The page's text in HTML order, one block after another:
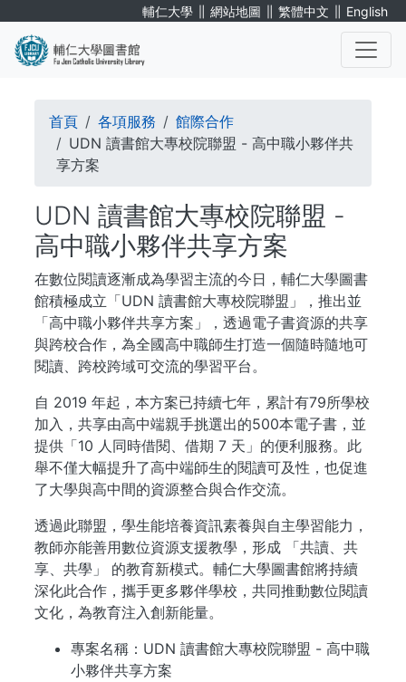
輔仁大學 ∥ 網站地圖 ∥ 繁體中文 ∥ English
導
航
結
首頁 各項服務
館際合作
UDN 讀書館大專校院聯盟 - 高中職小夥伴共
享方案
UDN 讀書館大專校院聯盟 -
高中職小夥伴共享方案
在數位閱讀逐漸成為學習主流的今日，輔仁大學圖書
館積極成立「UDN 讀書館大專校院聯盟」，推出並
「高中職小夥伴共享方案」，透過電子書資源的共享
與跨校合作，為全國高中職師生打造一個隨時隨地可
閱讀、跨校跨域可交流的學習平台。
自 2019 年起，本方案已持續七年，累計有79所學校
加入，共享由高中端親手挑選出的500本電子書，並
提供「10 人同時借閱、借期 7 天」的便利服務。此
舉不僅大幅提升了高中端師生的閱讀可及性，也促進
了大學與高中間的資源整合與合作交流。
透過此聯盟，學生能培養資訊素養與自主學習能力，
教師亦能善用數位資源支援教學，形成 「共讀、共
享、共學」 的教育新模式。輔仁大學圖書館將持續
深化此合作，攜手更多夥伴學校，共同推動數位閱讀
文化，為教育注入創新能量。
專案名稱：UDN 讀書館大專校院聯盟 - 高中職
小夥伴共享方案